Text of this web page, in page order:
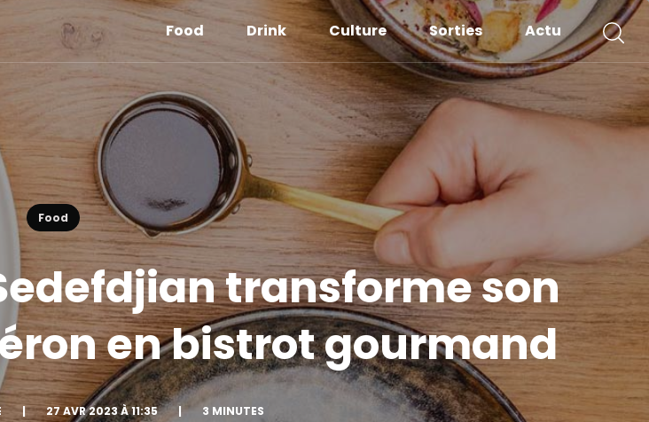
Food Drink Culture Sorties Actu
Food
transforme son
en bistrot gourmand
| 27 AVR 2023 À 11:35 | 3 MINUTES